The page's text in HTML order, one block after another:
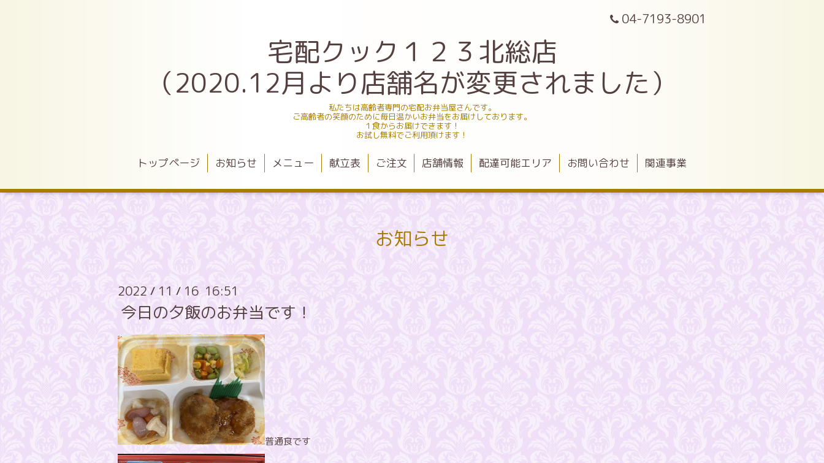
04-7193-8901
宅配クック１２３北総店
（2020.12月より店舗名が変更されました）
私たちは高齢者専門の宅配お弁当屋さんです。
ご高齢者の笑顔のために毎日温かいお弁当をお届けしております。
１食からお届けできます！
お試し無料でご利用頂けます！
トップページ お知らせ メニュー 献立表 ご注文 店舗情報 配達可能エリア お問い合わせ 関連事業
お知らせ
2022 / 11 / 16 16:51
今日の夕飯のお弁当です！
普通食です